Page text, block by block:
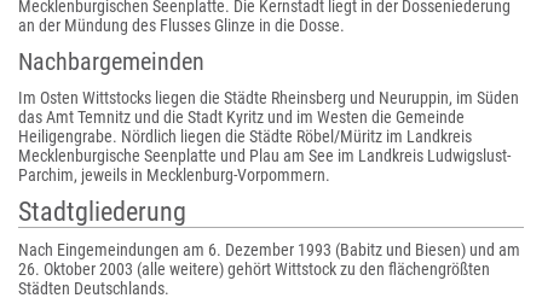
Mecklenburgischen Seenplatte. Die Kernstadt liegt in der Dosseniederung
an der Mündung des Flusses Glinze in die Dosse.
Nachbargemeinden
Im Osten Wittstocks liegen die Städte Rheinsberg und Neuruppin, im Süden
das Amt Temnitz und die Stadt Kyritz und im Westen die Gemeinde
Heiligengrabe. Nördlich liegen die Städte Röbel/Müritz im Landkreis
Mecklenburgische Seenplatte und Plau am See im Landkreis Ludwigslust-
Parchim, jeweils in Mecklenburg-Vorpommern.
Stadtgliederung
Nach Eingemeindungen am 6. Dezember 1993 (Babitz und Biesen) und am
26. Oktober 2003 (alle weitere) gehört Wittstock zu den flächengrößten
Städten Deutschlands.